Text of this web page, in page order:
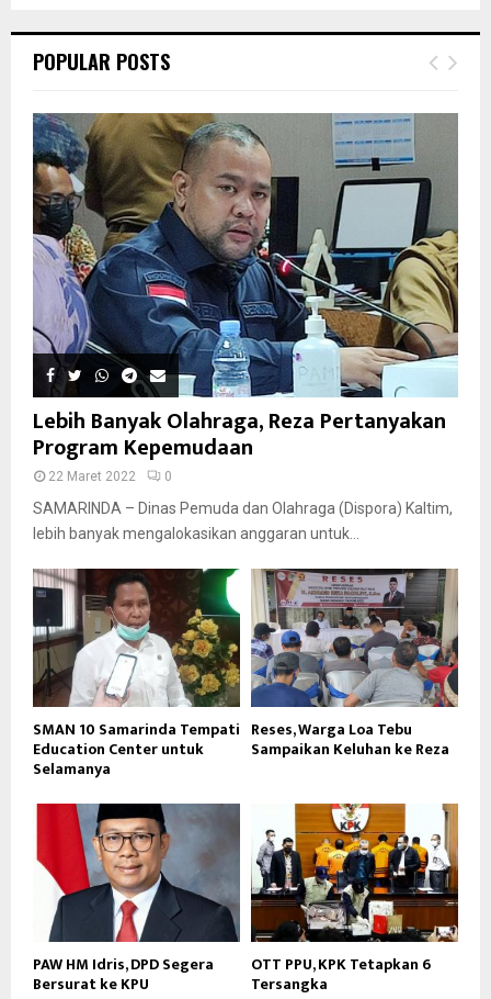
POPULAR POSTS
Lebih Banyak Olahraga, Reza Pertanyakan
Program Kepemudaan
22 Maret 2022 0
SAMARINDA – Dinas Pemuda dan Olahraga (Dispora) Kaltim,
lebih banyak mengalokasikan anggaran untuk...
SMAN 10 Samarinda Tempati
Education Center untuk
Selamanya
Reses, Warga Loa Tebu
Sampaikan Keluhan ke Reza
PAW HM Idris, DPD Segera
Bersurat ke KPU
OTT PPU, KPK Tetapkan 6
Tersangka